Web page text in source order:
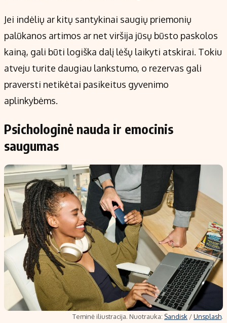
Jei indėlių ar kitų santykinai saugių priemonių
palūkanos artimos ar net viršija jūsų būsto paskolos
kainą, gali būti logiška dalį lėšų laikyti atskirai. Tokiu
atveju turite daugiau lankstumo, o rezervas gali
praversti netikėtai pasikeitus gyvenimo
aplinkybėms.
Psichologinė nauda ir emocinis
saugumas
Teminė iliustracija. Nuotrauka: Sandisk /Unsplash.